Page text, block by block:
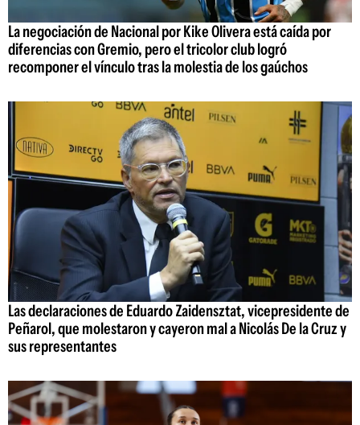
La negociación de Nacional por Kike Olivera está caída por
diferencias con Gremio, pero el tricolor club logró
recomponer el vínculo tras la molestia de los gaúchos
Las declaraciones de Eduardo Zaidensztat, vicepresidente de
Peñarol, que molestaron y cayeron mal a Nicolás De la Cruz y
sus representantes